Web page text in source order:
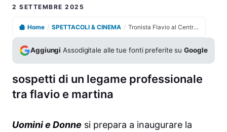
2 SETTEMBRE 2025
Home / SPETTACOLI & CINEMA / Tronista Flavio al Centro delle Polemiche a Uomini e Donne Scopri la Strategia di Martina
Aggiungi Assodigitale alle tue fonti preferite suGoogle
sospetti di un legame professionale
tra flavio e martina
Uomini e Donne si prepara a inaugurare la